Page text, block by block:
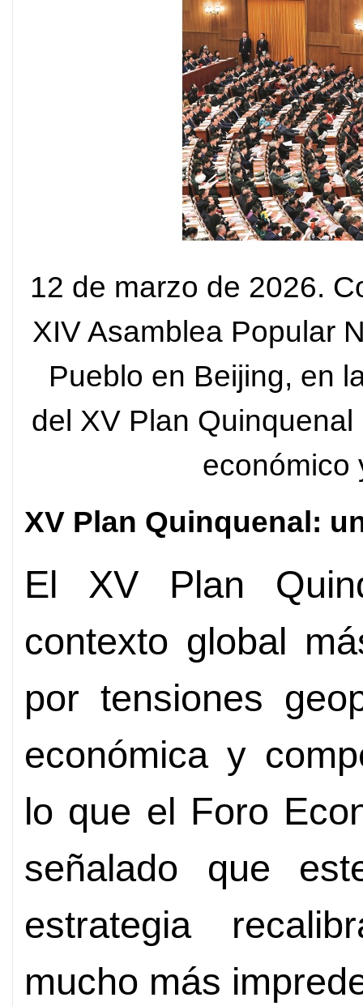
12 de marzo de 2026.
XIV Asamblea Popular
Pueblo en Beijing, en
del XV Plan
económico
XV Plan Quinquenal:
El XV Plan
contexto global
por tensiones
económica y
lo que el Foro
señalado que
estrategia
mucho más